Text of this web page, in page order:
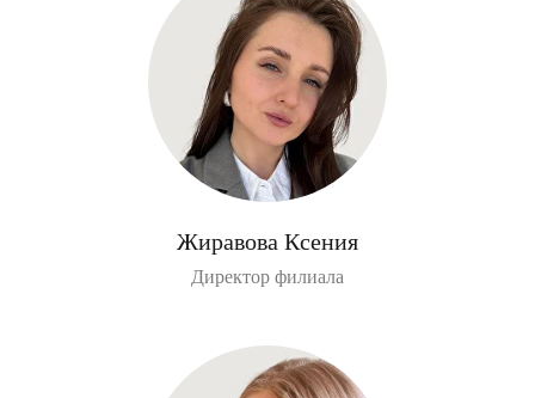
Жиравова Ксения
Директор филиала